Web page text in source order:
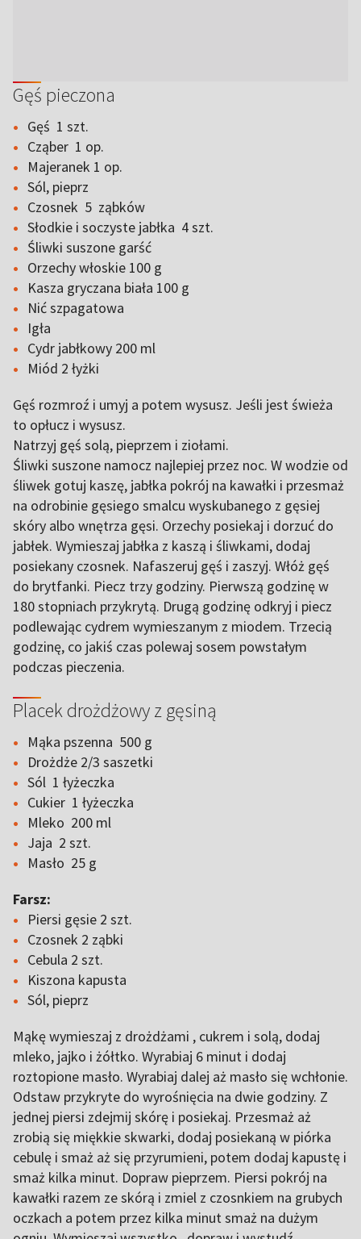
Gęś pieczona
Gęś 1 szt.
Cząber 1 op.
Majeranek 1 op.
Sól, pieprz
Czosnek 5 ząbków
Słodkie i soczyste jabłka 4 szt.
Śliwki suszone garść
Orzechy włoskie 100 g
Kasza gryczana biała 100 g
Nić szpagatowa
Igła
Cydr jabłkowy 200 ml
Miód 2 łyżki
Gęś rozmroź i umyj a potem wysusz. Jeśli jest świeża
to opłucz i wysusz.
Natrzyj gęś solą, pieprzem i ziołami.
Śliwki suszone namocz najlepiej przez noc. W wodzie od
śliwek gotuj kaszę, jabłka pokrój na kawałki i przesmaż
na odrobinie gęsiego smalcu wyskubanego z gęsiej
skóry albo wnętrza gęsi. Orzechy posiekaj i dorzuć do
jabłek. Wymieszaj jabłka z kaszą i śliwkami, dodaj
posiekany czosnek. Nafaszeruj gęś i zaszyj. Włóż gęś
do brytfanki. Piecz trzy godziny. Pierwszą godzinę w
180 stopniach przykrytą. Drugą godzinę odkryj i piecz
podlewając cydrem wymieszanym z miodem. Trzecią
godzinę, co jakiś czas polewaj sosem powstałym
podczas pieczenia.
Placek drożdżowy z gęsiną
Mąka pszenna 500 g
Drożdże 2/3 saszetki
Sól 1 łyżeczka
Cukier 1 łyżeczka
Mleko 200 ml
Jaja 2 szt.
Masło 25 g
Farsz:
Piersi gęsie 2 szt.
Czosnek 2 ząbki
Cebula 2 szt.
Kiszona kapusta
Sól, pieprz
Mąkę wymieszaj z drożdżami , cukrem i solą, dodaj
mleko, jajko i żółtko. Wyrabiaj 6 minut i dodaj
roztopione masło. Wyrabiaj dalej aż masło się wchłonie.
Odstaw przykryte do wyrośnięcia na dwie godziny. Z
jednej piersi zdejmij skórę i posiekaj. Przesmaż aż
zrobią się miękkie skwarki, dodaj posiekaną w piórka
cebulę i smaż aż się przyrumieni, potem dodaj kapustę i
smaż kilka minut. Dopraw pieprzem. Piersi pokrój na
kawałki razem ze skórą i zmiel z czosnkiem na grubych
oczkach a potem przez kilka minut smaż na dużym